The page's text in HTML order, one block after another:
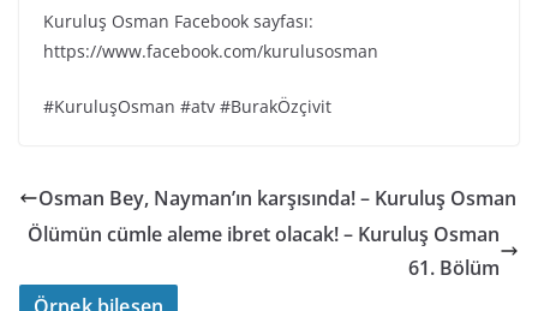
Kuruluş Osman Facebook sayfası:
https://www.facebook.com/kurulusosman
#KuruluşOsman #atv #BurakÖzçivit
Osman Bey, Nayman’ın karşısında! – Kuruluş Osman
Ölümün cümle aleme ibret olacak! – Kuruluş Osman
61. Bölüm